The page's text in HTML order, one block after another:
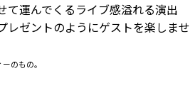
て運んでくるライブ感溢れる演出
レゼントのようにゲストを楽しませ
のもの。